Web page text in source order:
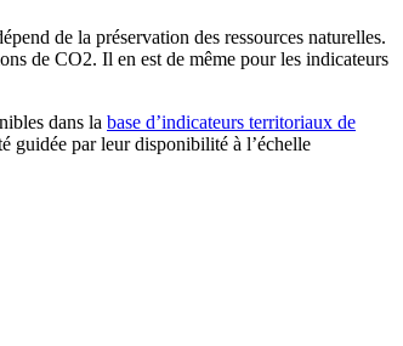
de la préservation des ressources naturelles.
de CO2. Il en est de même pour les indicateurs
dans la base d’indicateurs territoriaux de
guidée par leur disponibilité à l’échelle